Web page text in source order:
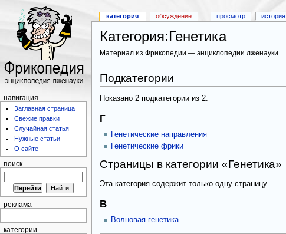
категория обсуждение просмотр история
навигация
Заглавная страница
Свежие правки
Случайная статья
Нужные статьи
О сайте
поиск
реклама
категории
Категория:Генетика
Материал из Фрикопедии — энциклопедии лженауки
Подкатегории
Показано 2 подкатегории из 2.
Г
Генетические направления
Генетические фрики
Страницы в категории «Генетика»
Эта категория содержит только одну страницу.
В
Волновая генетика